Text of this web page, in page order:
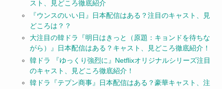
スト、見どころ徹底紹介
『ウンスのいい日』日本配信はある？注目のキャスト、見
どころは？？
大注目の韓ドラ『明日はきっと（原題：キョンドを待ちな
がら）』日本配信はある？キャスト、見どころ徹底紹介！
韓ドラ 『ゆっくり強烈に』Netflixオリジナルシリーズ注目
のキャスト、見どころ徹底紹介！
韓ドラ『テプン商事』日本配信はある？豪華キャスト、注